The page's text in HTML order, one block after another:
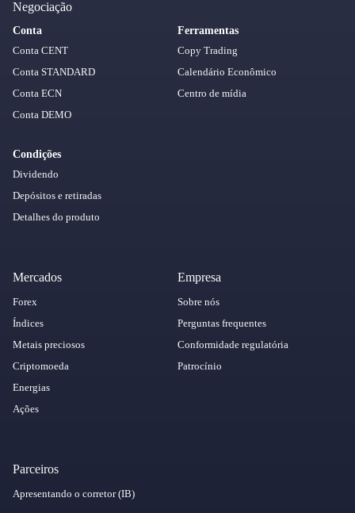
Negociação
Conta
Conta CENT
Conta STANDARD
Conta ECN
Conta DEMO
Condições
Dividendo
Depósitos e retiradas
Detalhes do produto
Ferramentas
Copy Trading
Calendário Econômico
Centro de mídia
Mercados
Forex
Índices
Metais preciosos
Criptomoeda
Energias
Ações
Empresa
Sobre nós
Perguntas frequentes
Conformidade regulatória
Patrocínio
Parceiros
Apresentando o corretor (IB)